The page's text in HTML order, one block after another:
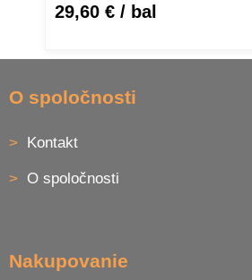
29,60 € / bal
O spoločnosti
Kontakt
O spoločnosti
Nakupovanie